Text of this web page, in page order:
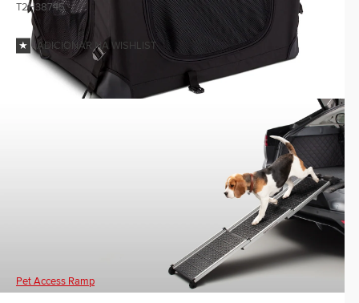
T2H38745
ADICIONAR NA WISHLIST
Pet Access Ramp